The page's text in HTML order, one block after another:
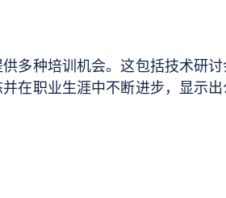
多种培训机会。这包括技术研
在职业生涯中不断进步，显示出